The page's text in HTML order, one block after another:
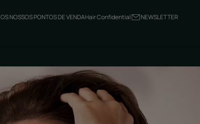
OS NOSSOS PONTOS DE VENDAHair Confidential NEWSLETTER